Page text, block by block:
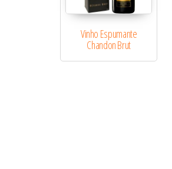
Vinho Espumante
Chandon Brut